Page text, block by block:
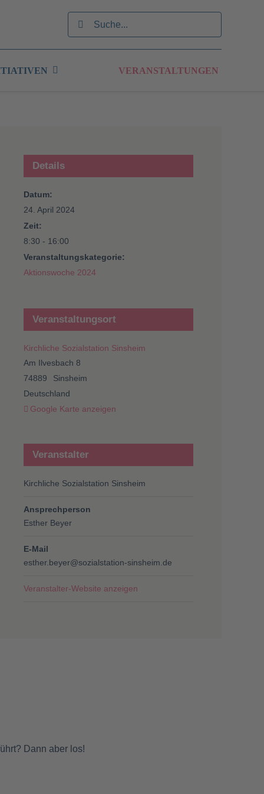
Suche
nach:
VERANSTALTUNGEN
Details
Datum:
24. April 2024
Zeit:
8:30 - 16:00
Veranstaltungskategorie:
Aktionswoche 2024
Veranstaltungsort
Kirchliche Sozialstation Sinsheim
Am Ilvesbach 8
74889
Sinsheim
Deutschland
Google Karte anzeigen
Veranstalter
Kirchliche Sozialstation Sinsheim
Ansprechperson
Esther Beyer
E-Mail
esther.beyer@sozialstation-sinsheim.de
Veranstalter-Website anzeigen
Dann aber los!